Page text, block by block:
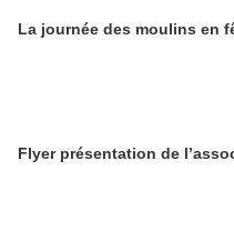
La journée des moulins en
Flyer présentation de